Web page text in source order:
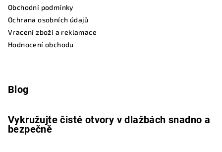
Obchodní podmínky
Ochrana osobních údajů
Vracení zboží a reklamace
Hodnocení obchodu
Blog
Vykružujte čisté otvory v dlažbách snadno a
bezpečně